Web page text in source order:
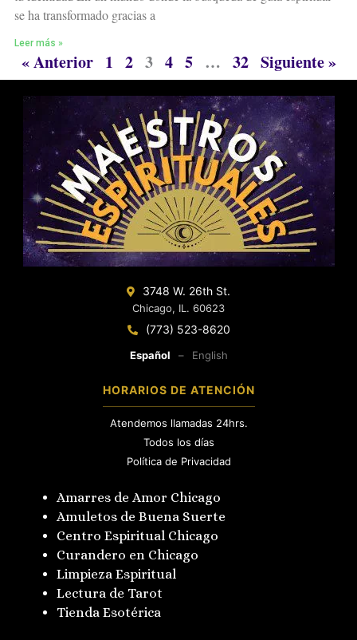
se ha transformado gracias a
Leer más »
« Anterior 1 2 3 4 5 … 32 Siguiente »
3748 W. 26th St.
Chicago, IL. 60623
(773) 523-8620
Español – English
HORARIOS DE ATENCIÓN
Atendemos llamadas 24hrs.
Todos los días
Política de Privacidad
Amarres de Amor Chicago
Amuletos de Buena Suerte
Centro Espiritual Chicago
Curandero en Chicago
Limpieza Espiritual
Lectura de Tarot
Tienda Esotérica